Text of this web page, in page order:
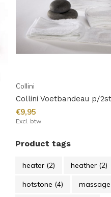
Collini
Collini Voetbandeau p/
€9,95
Excl. btw
Product tags
heater (2) heather (2)
hotstone (4)